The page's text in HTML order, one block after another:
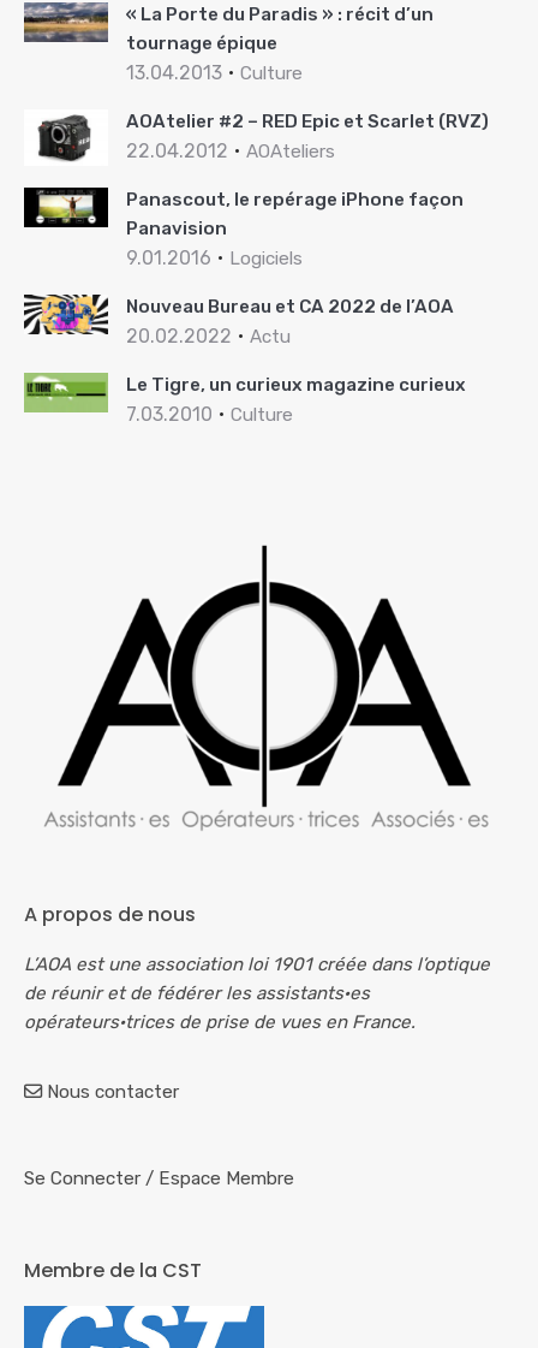
« La Porte du Paradis » : récit d’un
tournage épique
13.04.2013 Culture
AOAtelier #2 – RED Epic et Scarlet (RVZ)
22.04.2012 AOAteliers
Panascout, le repérage iPhone façon
Panavision
9.01.2016 Logiciels
Nouveau Bureau et CA 2022 de l’AOA
20.02.2022 Actu
Le Tigre, un curieux magazine curieux
7.03.2010 Culture
A propos de nous
L’AOA est une association loi 1901 créée dans l’optique
de réunir et de fédérer les assistants·es
opérateurs·trices de prise de vues en France.
Nous contacter
Se Connecter / Espace Membre
Membre de la CST